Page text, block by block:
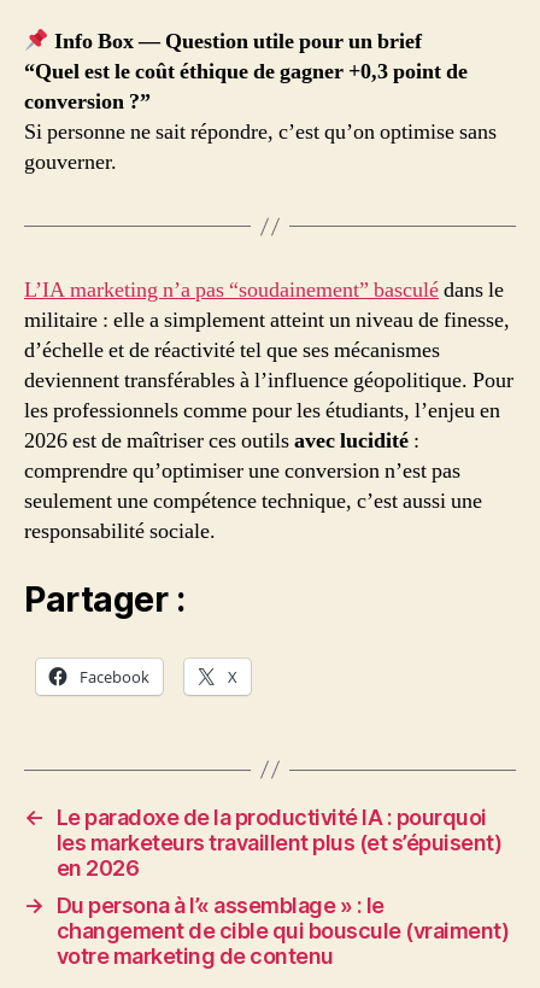
Info Box — Question utile pour un brief
“Quel est le coût éthique de gagner +0,3 point de
conversion ?”
Si personne ne sait répondre, c’est qu’on optimise sans
gouverner.
L’IA marketing n’a pas “soudainement” basculédans le
militaire : elle a simplement atteint un niveau de finesse,
d’échelle et de réactivité tel que ses mécanismes
deviennent transférables à l’influence géopolitique. Pour
les professionnels comme pour les étudiants, l’enjeu en
2026 est de maîtriser ces outilsavec lucidité :
comprendre qu’optimiser une conversion n’est pas
seulement une compétence technique, c’est aussi une
responsabilité sociale.
Partager :
Facebook X
←
Le paradoxe de la productivité IA : pourquoi
les marketeurs travaillent plus (et s’épuisent)
en 2026
→
Du persona à l’« assemblage » : le
changement de cible qui bouscule (vraiment)
votre marketing de contenu